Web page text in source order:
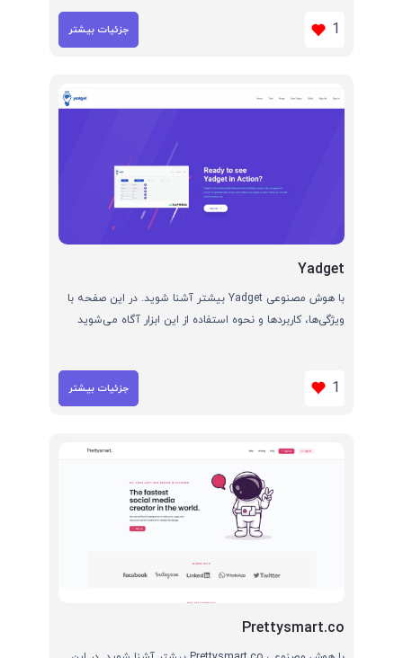
1 جزئیات بیشتر
Yadget
با هوش مصنوعی Yadget بیشتر آشنا شوید. در این صفحه با
ویژگی‌ها، کاربردها و نحوه استفاده از این ابزار آگاه می‌شوید
1 جزئیات بیشتر
Prettysmart.co